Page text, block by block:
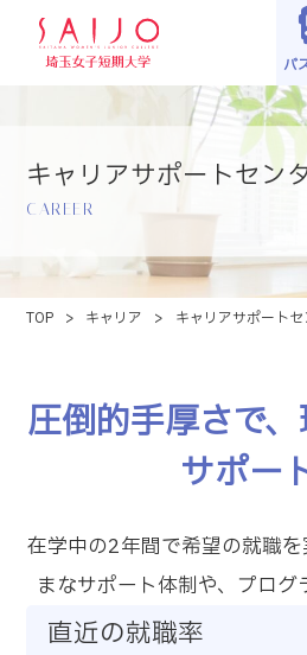
バ
キャリアサポートセン
CAREER
TOP > キャリア > キャリアサポートセ
圧倒的手厚さで
サポー
在学中の2年間で希望の就職
まなサポート体制や、プログ
直近の就職率